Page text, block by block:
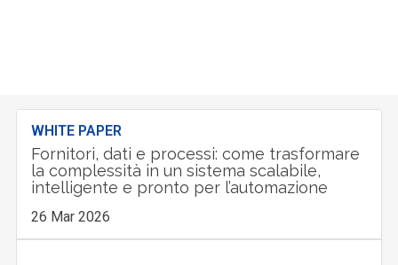
WHITE PAPER
Fornitori, dati e processi: come trasformare
la complessità in un sistema scalabile,
intelligente e pronto per l’automazione
26 Mar 2026